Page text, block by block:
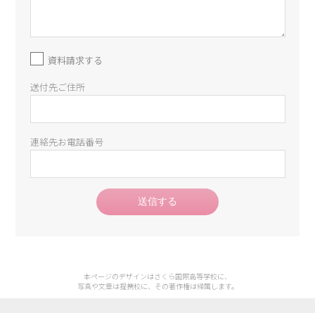
資料請求する
送付先ご住所
連絡先お電話番号
送信する
本ページのデザインはさくら国際高等学校に、
写真や文章は提携校に、その著作権は帰属します。